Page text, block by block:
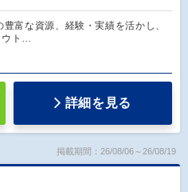
豊富な資源、経験・実績を活かし、
ウト…
詳細を見る
掲載期間：26/08/06～26/08/19